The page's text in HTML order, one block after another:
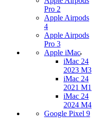
Pro 2
Apple Airpods
4
Apple Airpods
Pro 3
Apple iMac
iMac 24
2023 M3
iMac 24
2021 M1
iMac 24
2024 M4
Google Pixel 9